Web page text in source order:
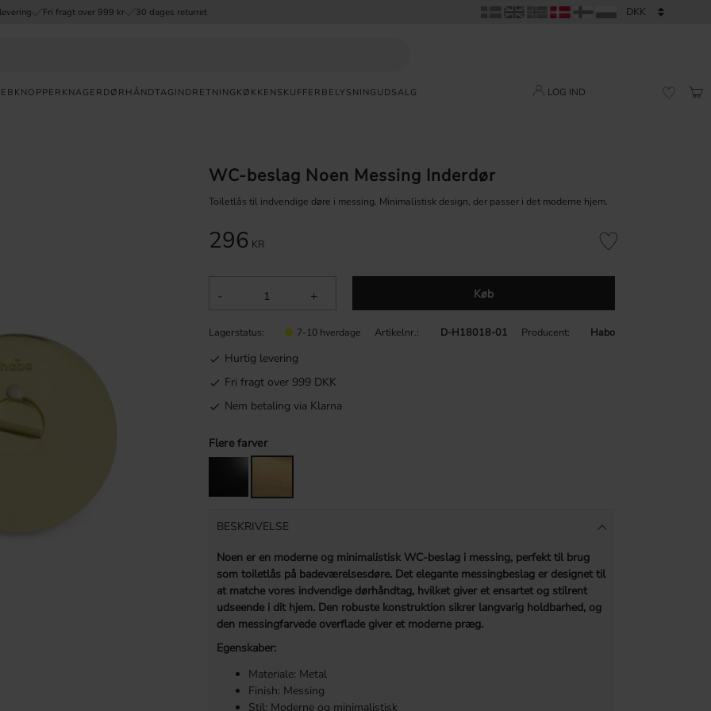
Fri fragt over 999 kr 30 dages returret
KNOPPER KNAGER DØRHÅNDTAG INDRETNING KØKKENSKUFFER BELYSNING UDSALG LOG IND
WC-beslag Noen Messing Inderdør
Toiletlås til indvendige døre i messing. Minimalistisk design, der passer i det moderne hjem.
296 KR
+
- Køb
Gem som favorit
Lagerstatus 7-10 hverdage Artikelnr. D-H18018-01 Producent Habo
Hurtig levering
Fri fragt over 999 DKK
Nem betaling via Klarna
Flere farver
BESKRIVELSE
Noen er en moderne og minimalistisk WC-beslag i messing, perfekt til brug
som toiletlås på badeværelsesdøre. Det elegante messingbeslag er designet til
at matche vores indvendige dørhåndtag, hvilket giver et ensartet og stilrent
udseende i dit hjem. Den robuste konstruktion sikrer langvarig holdbarhed, og
den messingfarvede overflade giver et moderne præg.
Egenskaber:
Materiale: Metal
Finish: Messing
Stil: Moderne og minimalistisk
HURTIG
LEVERING
DAGES
FRI
OVER 999